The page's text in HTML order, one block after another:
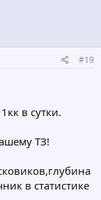
#19
в сутки.
ТЗ!
в статистике